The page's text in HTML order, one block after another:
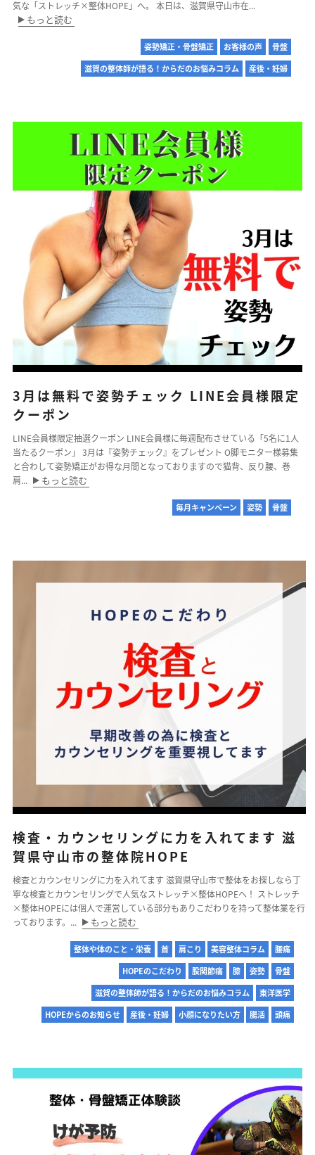
気な「ストレッチ×整体HOPE」へ。 本日は、滋賀県守山市在...
もっと読む
姿勢矯正・骨盤矯正 お客様の声
骨盤
滋賀の整体師が語る！からだのお悩みコラム
産後・妊婦
3月は無料で姿勢チェック LINE会員様限定
クーポン
LINE会員様限定抽選クーポン LINE会員様に毎週配布させている「5名に1人
当たるクーポン」 3月は『姿勢チェック』をプレゼント O脚モニター様募集
と合わして姿勢矯正がお得な月間となっておりますので猫背、反り腰、巻
肩...
もっと読む
毎月キャンペーン 姿勢 骨盤
検査・カウンセリングに力を入れてます 滋
賀県守山市の整体院HOPE
検査とカウンセリングに力を入れてます 滋賀県守山市で整体をお探しなら丁
寧な検査とカウンセリングで人気なストレッチ×整体HOPEへ！ ストレッチ
×整体HOPEには個人で運営している部分もありこだわりを持って整体業を行
っております。...
もっと読む
整体や体のこと・栄養 首 肩こり 美容整体コラム
腰痛
HOPEのこだわり
股関節痛 膝 姿勢
骨盤
滋賀の整体師が語る！からだのお悩みコラム
東洋医学
HOPEからのお知らせ
産後・妊婦 小顔になりたい方 腸活 頭痛